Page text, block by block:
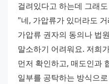
걸려있다고 하는데 그래
"네, 가압류가 있더라도
가압류 권자의 동의나 법
말소하기 어려워요. 저희
먼저 확인하고, 매도인과
일부를 공탁하는 방식으